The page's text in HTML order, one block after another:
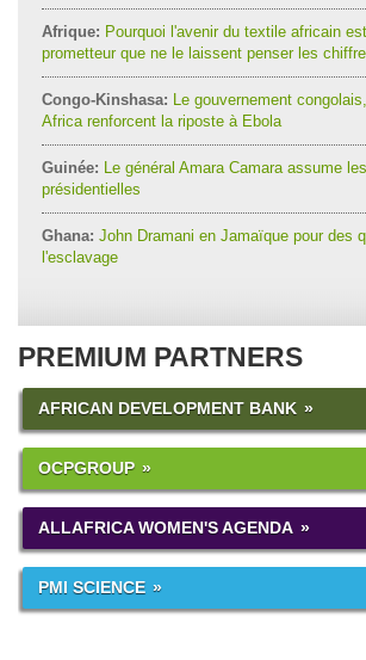
Afrique: Pourquoi l'avenir du textile africain
prometteur que ne le laissent penser les
Congo-Kinshasa: Le gouvernement
Africa renforcent la riposte à Ebola
Guinée: Le général Amara Camara assume
présidentielles
Ghana: John Dramani en Jamaïque pour des
l'esclavage
PREMIUM PARTNERS
AFRICAN DEVELOPMENT BANK
OCPGROUP
ALLAFRICA WOMEN'S AGENDA
PMI SCIENCE